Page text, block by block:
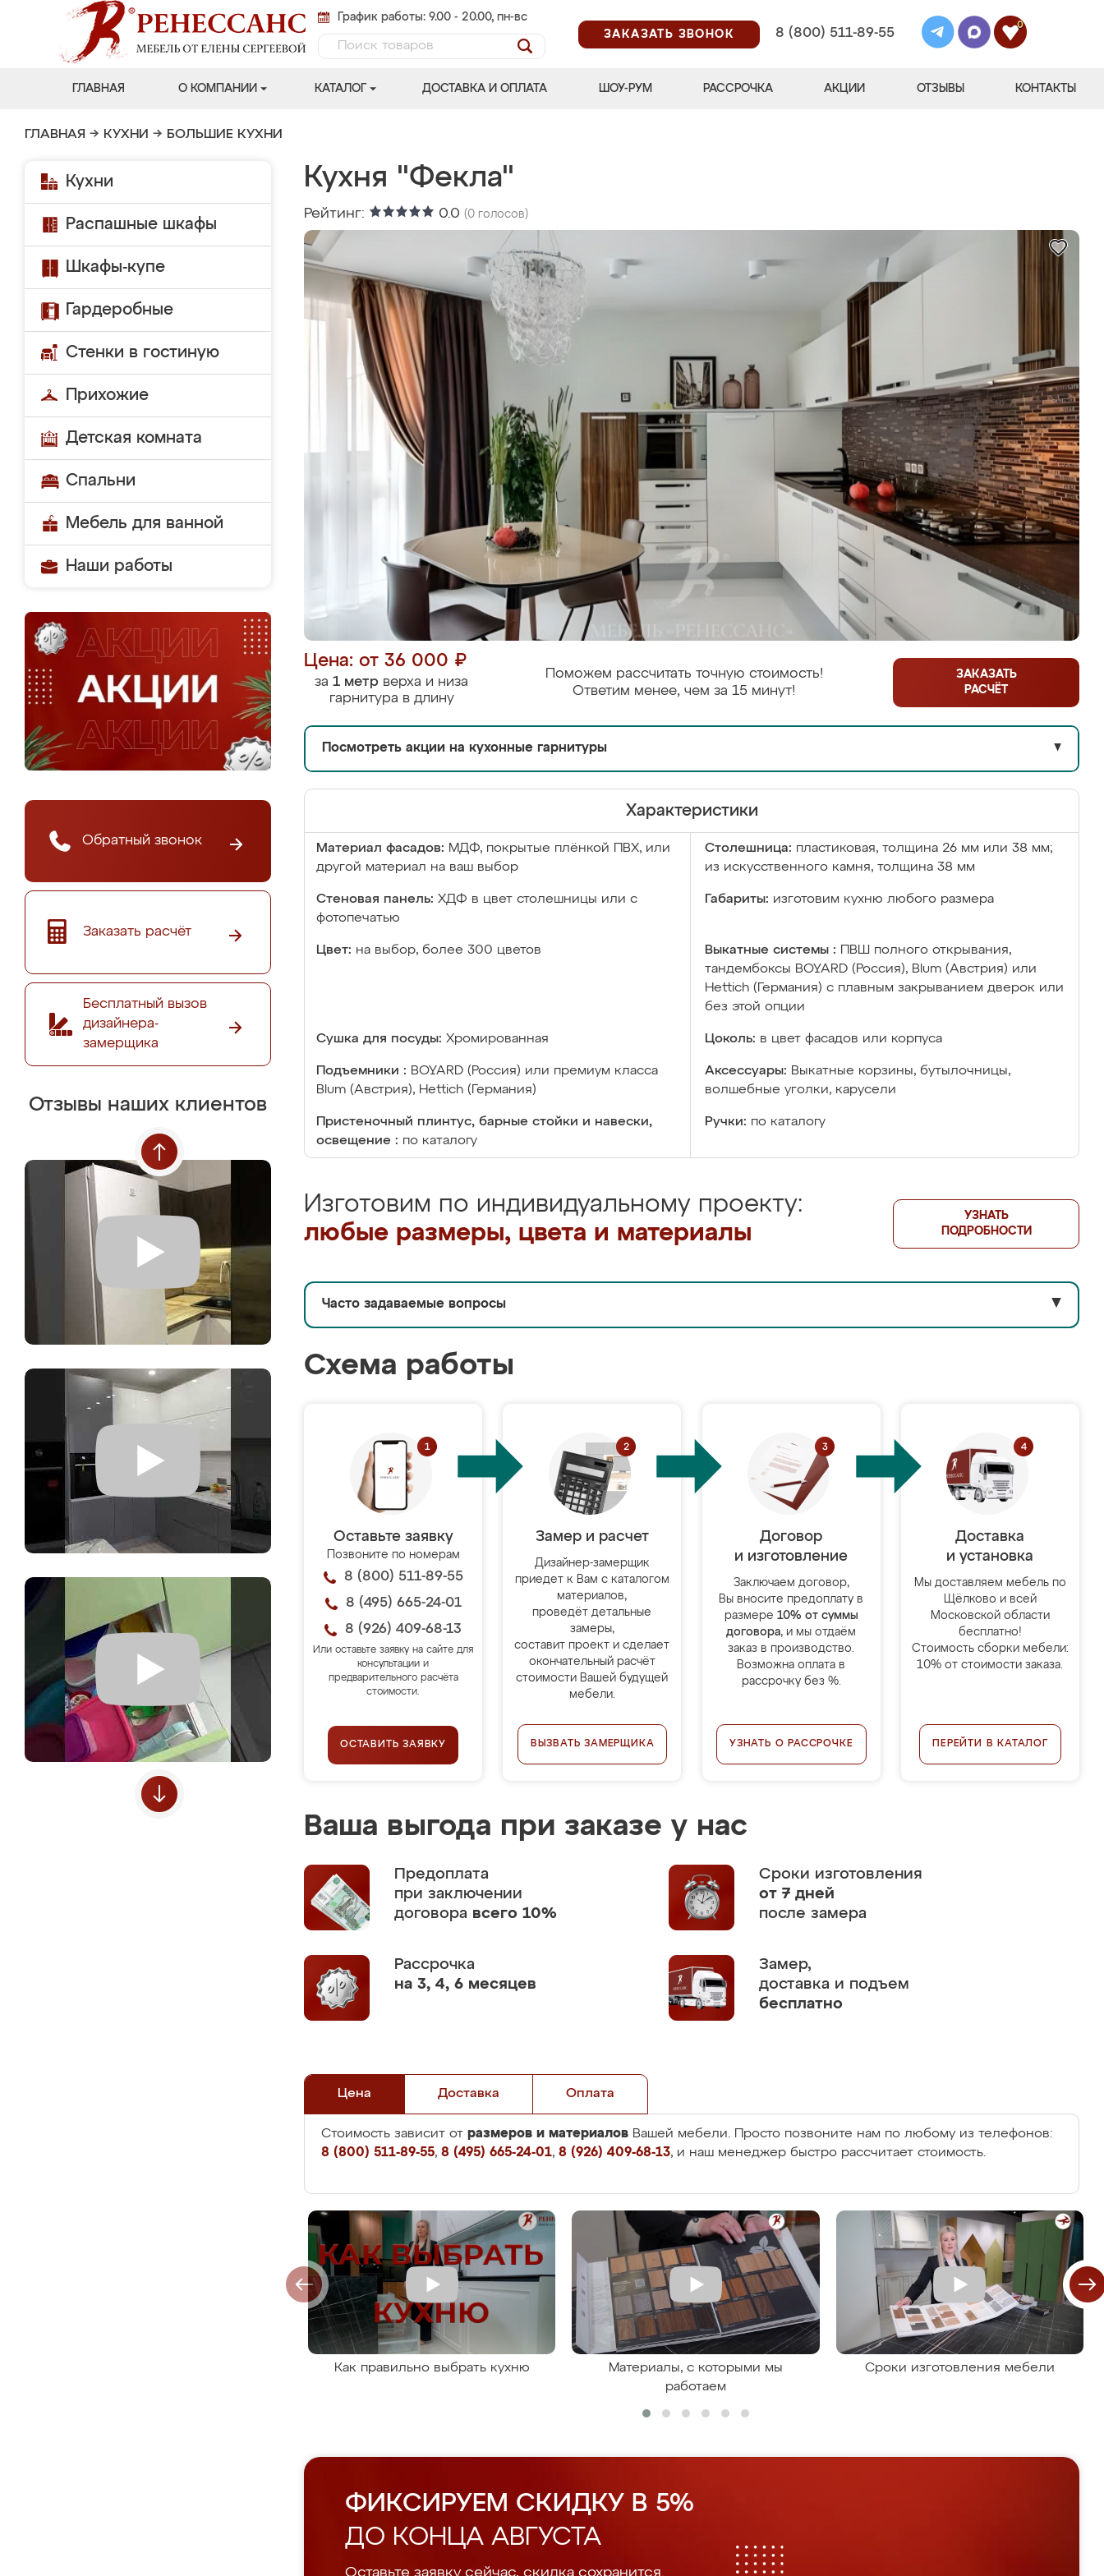
График работы: 9.00 - 20.00, пн-вс
ЗАКАЗАТЬ ЗВОНОК
8 (800) 511-89-55
0
ГЛАВНАЯ О КОМПАНИИ КАТАЛОГ ДОСТАВКА И ОПЛАТА ШОУ-РУМ РАССРОЧКА АКЦИИ ОТЗЫВЫ КОНТАКТЫ
ГЛАВНАЯ → КУХНИ → БОЛЬШИЕ КУХНИ
Кухни
Распашные шкафы
Шкафы-купе
Гардеробные
Стенки в гостиную
Прихожие
Детская комната
Спальни
Мебель для ванной
Наши работы
Обратный звонок
Заказать расчёт
Бесплатный вызов
дизайнера-
замерщика
Отзывы наших клиентов
Кухня "Фекла"
Рейтинг: 0.0 (0 голосов)
Цена: от 36 000 ₽
за 1 метр верха и низа
гарнитура в длину
Поможем рассчитать точную стоимость!
Ответим менее, чем за 15 минут!
ЗАКАЗАТЬ
РАСЧЁТ
Посмотреть акции на кухонные гарнитуры ▼
Характеристики
Материал фасадов: МДФ, покрытые плёнкой ПВХ, или
другой материал на ваш выбор
Столешница: пластиковая, толщина 26 мм или 38 мм;
из искусственного камня, толщина 38 мм
Стеновая панель: ХДФ в цвет столешницы или с
фотопечатью
Габариты: изготовим кухню любого размера
Цвет: на выбор, более 300 цветов Выкатные системы :
ПВШ полного открывания,
тандембоксы BOYARD (Россия), Blum (Австрия) или
Hettich (Германия) с плавным закрыванием дверок или
без этой опции
Сушка для посуды: Хромированная Цоколь: в цвет фасадов или корпуса
Подъемники : BOYARD (Россия) или премиум класса
Blum (Австрия), Hettich (Германия)
Аксессуары: Выкатные корзины, бутылочницы,
волшебные уголки, карусели
Пристеночный плинтус, барные стойки и навески,
освещение : по каталогу
Ручки: по каталогу
Изготовим по индивидуальному проекту:
любые размеры, цвета и материалы
УЗНАТЬ
ПОДРОБНОСТИ
Часто задаваемые вопросы ▼
Схема работы
Оставьте заявку
Позвоните по номерам
8 (800) 511-89-55
8 (495) 665-24-01
8 (926) 409-68-13
Или оставьте заявку на сайте для
консультации и
предварительного расчёта
стоимости.
ОСТАВИТЬ ЗАЯВКУ
Замер и расчет
Дизайнер-замерщик
приедет к Вам с каталогом
материалов,
проведёт детальные
замеры,
составит проект и сделает
окончательный расчёт
стоимости Вашей будущей
мебели.
ВЫЗВАТЬ ЗАМЕРЩИКА
Договор
и изготовление
Заключаем договор,
Вы вносите предоплату в
размере 10% от суммы
договора, и мы отдаём
заказ в производство.
Возможна оплата в
рассрочку без %.
УЗНАТЬ О РАССРОЧКЕ
Доставка
и установка
Мы доставляем мебель по
Щёлково и всей
Московской области
бесплатно!
Стоимость сборки мебели:
10% от стоимости заказа.
ПЕРЕЙТИ В КАТАЛОГ
Ваша выгода при заказе у нас
Предоплата
при заключении
договора всего 10%
Сроки изготовления
от 7 дней
после замера
Рассрочка
на 3, 4, 6 месяцев
Замер,
доставка и подъем
бесплатно
Цена Доставка Оплата
Стоимость зависит от размеров и материалов Вашей мебели. Просто позвоните нам по любому из телефонов:
8 (800) 511-89-55, 8 (495) 665-24-01, 8 (926) 409-68-13, и наш менеджер быстро рассчитает стоимость.
Как правильно выбрать кухню
Материалы, с которыми мы
работаем
Сроки изготовления мебели
ФИКСИРУЕМ СКИДКУ В 5%
ДО КОНЦА АВГУСТА
Оставьте заявку сейчас, скидка сохранится.